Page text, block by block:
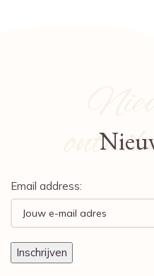
Email address: